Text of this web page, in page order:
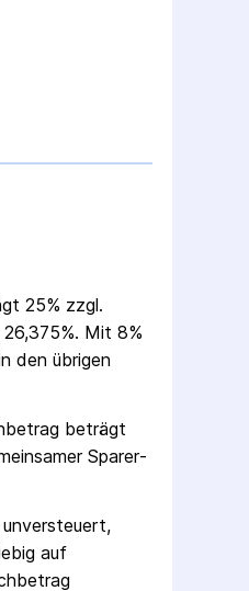
25% zzgl.
Mit 8%
den übrigen
beträgt
Sparer­
auf